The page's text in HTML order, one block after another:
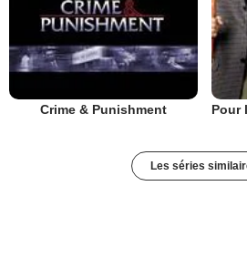
Crime & Punishment Pour
Les séries